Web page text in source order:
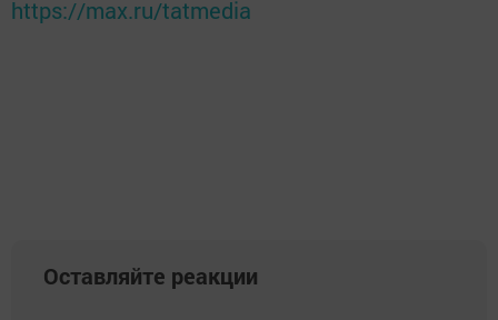
https://max.ru/tatmedia
Оставляйте реакции